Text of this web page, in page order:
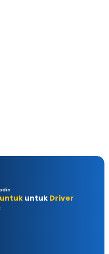
untuk Driver